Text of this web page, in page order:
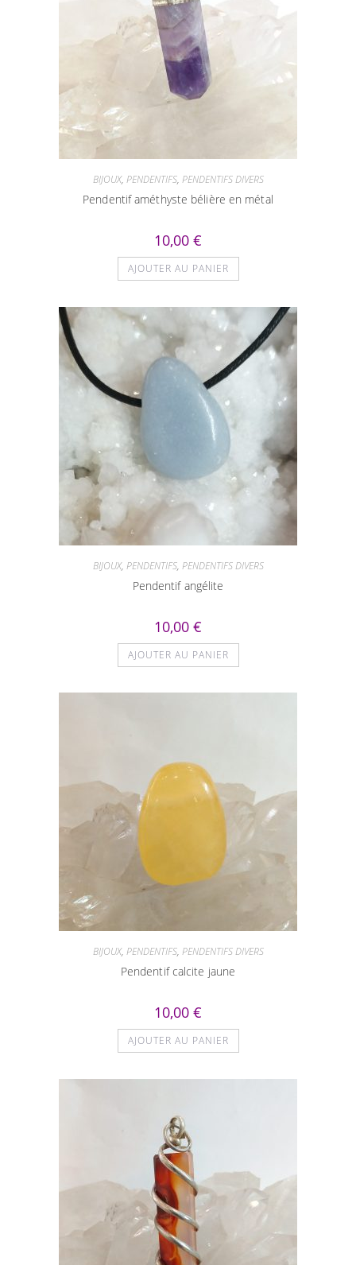
BIJOUX, PENDENTIFS, PENDENTIFS DIVERS
Pendentif améthyste bélière en métal
10,00 €
AJOUTER AU PANIER
BIJOUX, PENDENTIFS, PENDENTIFS DIVERS
Pendentif angélite
10,00 €
AJOUTER AU PANIER
BIJOUX, PENDENTIFS, PENDENTIFS DIVERS
Pendentif calcite jaune
10,00 €
AJOUTER AU PANIER